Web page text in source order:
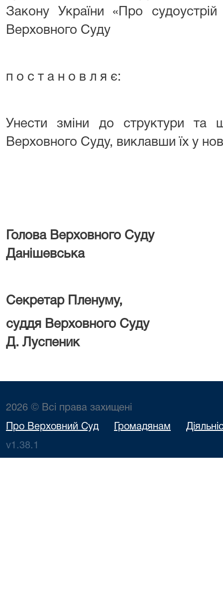
Закону України «Про
Верховного Суду
п о с т а н о в л я є:
Унести зміни до структури та
Верховного Суду, виклавши їх у
Голова
Данішевська
Секретар Пленуму,
суддя
Д. Луспеник
2026 © Всі права захищені
Про Верховний Суд Громадянам
v1.38.1